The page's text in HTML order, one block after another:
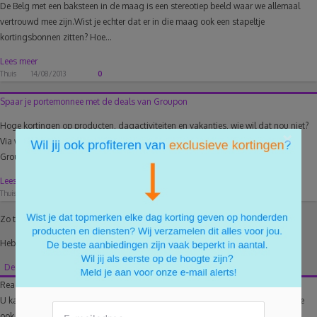
De Belg met een baksteen in de maag is een stereotiep beeld waar we allemaal
vertrouwd mee zijn.Wist je echter dat er in die maag ook een stapeltje
kortingsbonnen zitten? Hoe...
Lees meer
Thuis 14/08/2013 0
Spaar je portemonnee met de deals van Groupon
Hoge kortingen op producten, dagactiviteiten en vakanties, wie wil dat nou niet?
Via websites met kortingdeals is het mogelijk. Een van de grootste daarvan is
Groupon, waar...
Lees meer
Thuis
Zo te zien heeft er nog niemand gereageerd.
Heb je zelf nog tips om veilig online te shoppen?
Deel jouw mening en reageer als eerste!
Reageer ook op dit artikel
U kan optioneel inloggen met Facebook. U krijgt dan de mogelijk om uw reactie
×